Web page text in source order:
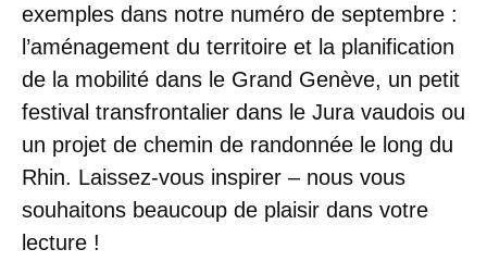
exemples dans notre numéro de septembre :
l’aménagement du territoire et la planification
de la mobilité dans le Grand Genève, un petit
festival transfrontalier dans le Jura vaudois ou
un projet de chemin de randonnée le long du
Rhin. Laissez-vous inspirer – nous vous
souhaitons beaucoup de plaisir dans votre
lecture !